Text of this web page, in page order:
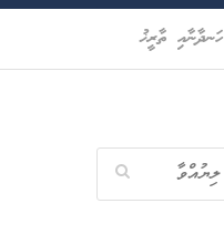
ހަނދާނާއި ތާރީޚު